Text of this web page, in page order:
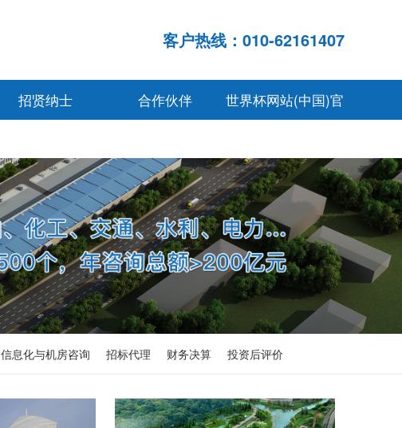
客户热线：010-62161407
招贤纳士 合作伙伴
世界杯网站(中国)官
信息化与机房咨询 招标代理 财务决算 投资后评价